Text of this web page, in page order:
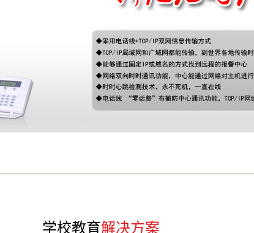
学校教育解决方案